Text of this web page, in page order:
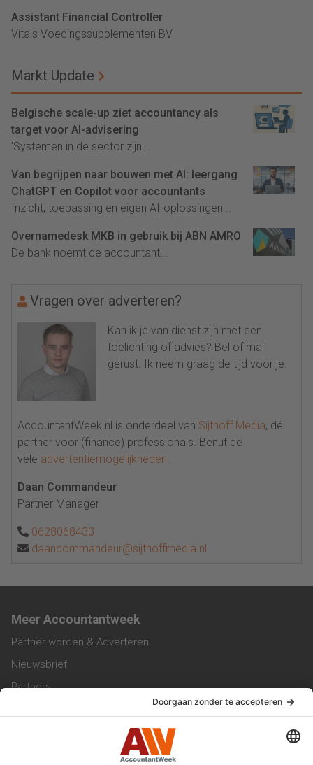
Assistant Financial Controller
Vitals Voedingssupplementen BV
Markt Update
Belgische scale-up ziet accountancy als
target voor AI-advisering
'Systemen in de sector zijn...
Van begrijpen naar bouwen met AI: leergang
ChatGPT en Copilot voor accountants
Inzicht, toepassing en eigen AI-oplossingen...
Overnamedesk MKB in gebruik bij ABN AMRO
De bank noemt de accountant...
Vragen over adverteren?
Kan ik je van dienst zijn met een
toelichting of advies? Bel of mail
gerust. Ik neem graag de tijd voor je.
AccountantWeek.nl is onderdeel van Sijthoff Media, dé
partner voor (finance) professionals. Benut de
vele advertentiemogelijkheden
Daan Commandeur
Partner Manager
0628068433
daancommandeur@sijthoffmedia.nl
Meer Accountantweek
Partner worden & Adverteren
Nieuwsbrief
Partners